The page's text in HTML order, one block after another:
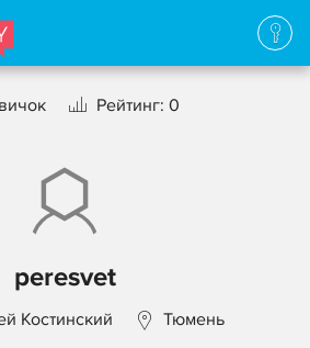
Рейтинг: 0
peresvet
Костинский Тюмень